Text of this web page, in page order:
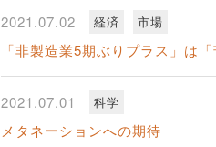
2021.07.02 経済 市場
「非製造業5期ぶりプラス」は
2021.07.01 科学
メタネーションへの期待